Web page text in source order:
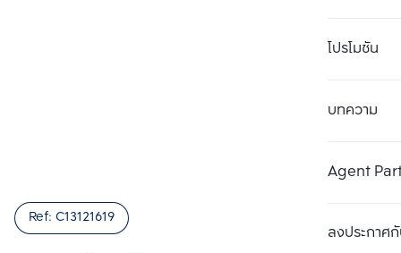
โปรโมชัน
บทความ
Agent
ลงประกาศกั
Ref: C13121619